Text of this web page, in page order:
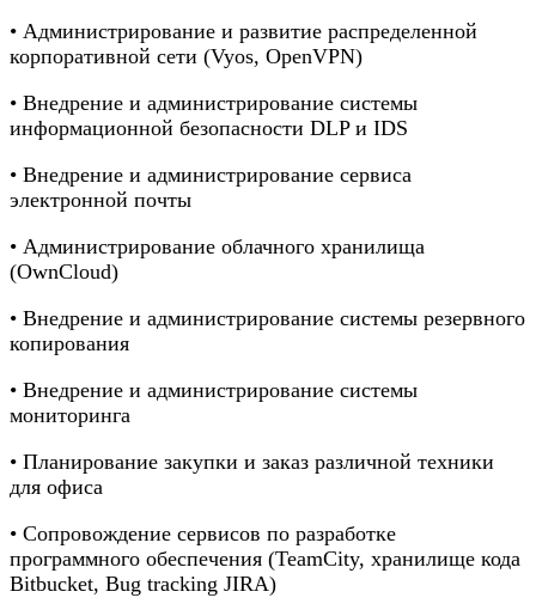
• Администрирование и развитие распределенной
корпоративной сети (Vyos, OpenVPN)
• Внедрение и администрирование системы
информационной безопасности DLP и IDS
• Внедрение и администрирование сервиса
электронной почты
• Администрирование облачного хранилища
(OwnCloud)
• Внедрение и администрирование системы резервного
копирования
• Внедрение и администрирование системы
мониторинга
• Планирование закупки и заказ различной техники
для офиса
• Сопровождение сервисов по разработке
программного обеспечения (TeamCity, хранилище кода
Bitbucket, Bug tracking JIRA)